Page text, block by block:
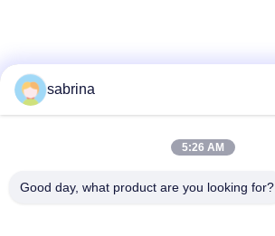
OTROS PRODUCTOS
sabrina
5:26 AM
Good day, what product are you looking for?